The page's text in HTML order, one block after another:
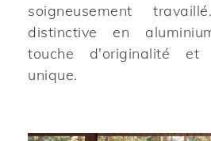
soigneusement
distinctive en
touche d'originalité et
unique.